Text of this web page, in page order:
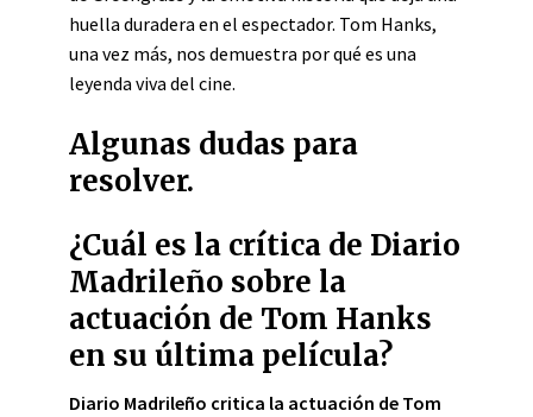
huella duradera en el espectador. Tom Hanks,
una vez más, nos demuestra por qué es una
leyenda viva del cine.
Algunas dudas para
resolver.
¿Cuál es la crítica de Diario
Madrileño sobre la
actuación de Tom Hanks
en su última película?
Diario Madrileño critica la actuación de Tom